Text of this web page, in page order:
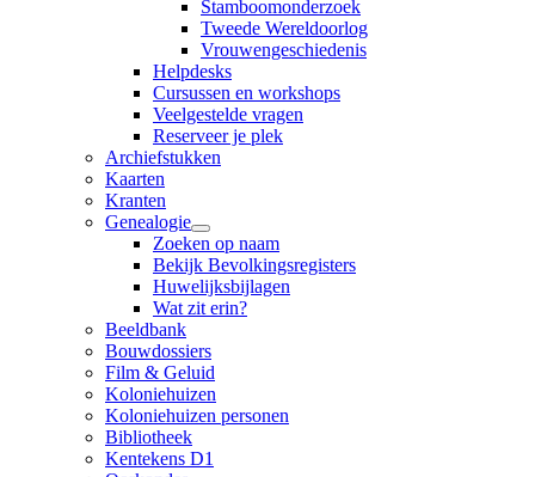
Stamboomonderzoek
Tweede Wereldoorlog
Vrouwengeschiedenis
Helpdesks
Cursussen en workshops
Veelgestelde vragen
Reserveer je plek
Archiefstukken
Kaarten
Kranten
Genealogie
Zoeken op naam
Bekijk Bevolkingsregisters
Huwelijksbijlagen
Wat zit erin?
Beeldbank
Bouwdossiers
Film & Geluid
Koloniehuizen
Koloniehuizen personen
Bibliotheek
Kentekens D1